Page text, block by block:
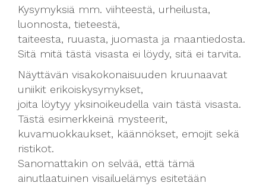
Kysymyksiä mm. viihteestä, urheilusta,
luonnosta, tieteestä,
taiteesta, ruuasta, juomasta ja maantiedosta.
Sitä mitä tästä visasta ei löydy, sitä ei tarvita.
Näyttävän visakokonaisuuden kruunaavat
uniikit erikoiskysymykset,
joita löytyy yksinoikeudella vain tästä visasta.
Tästä esimerkkeinä mysteerit,
kuvamuokkaukset, käännökset, emojit sekä
ristikot.
Sanomattakin on selvää, että tämä
ainutlaatuinen visailuelämys esitetään